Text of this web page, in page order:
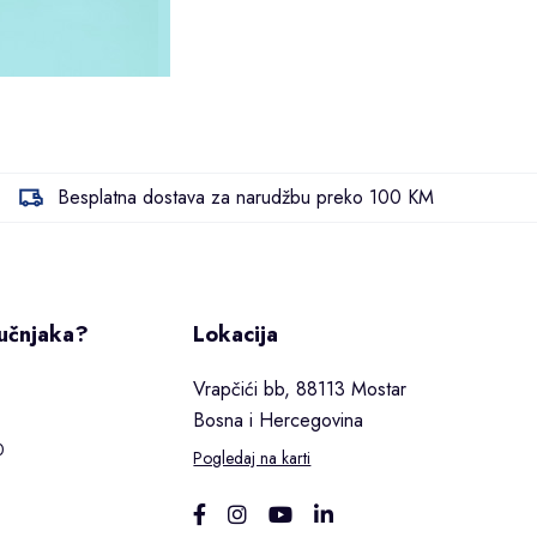
Besplatna dostava za narudžbu preko 100 KM
Lokacija
Vrapčići bb, 88113 Mostar
Bosna i Hercegovina
Pogledaj na karti